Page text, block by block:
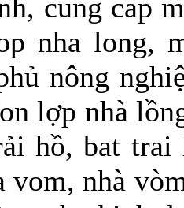
cung cap
nha long,
nông
lợp nhà
hồ, bat trai
nhà